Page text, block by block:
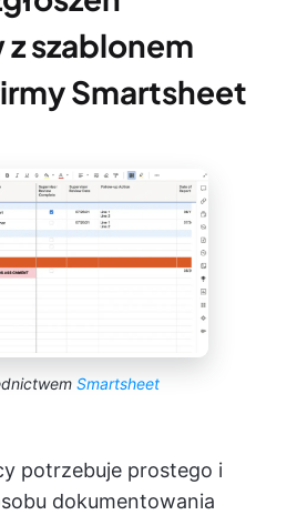
szablonem
Smartsheet
Smartsheet
potrzebuje prostego i
dokumentowania